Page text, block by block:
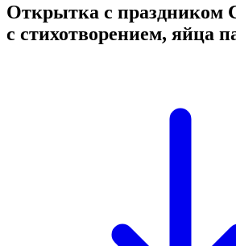
Открытка с праздником
с стихотворением, яйца